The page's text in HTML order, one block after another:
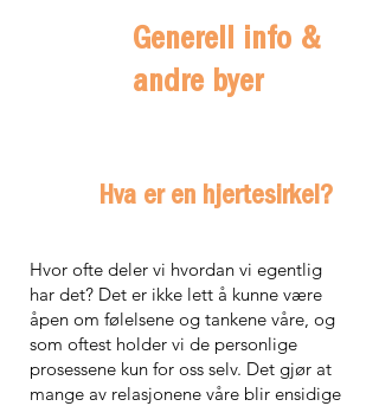
Generell info &
andre byer
Hva er en hjertesirkel?
Hvor ofte deler vi hvordan vi egentlig
har det? Det er ikke lett å kunne være
åpen om følelsene og tankene våre, og
som oftest holder vi de personlige
prosessene kun for oss selv. Det gjør at
mange av relasjonene våre blir ensidige